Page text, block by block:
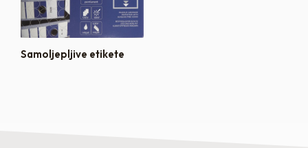
Samoljepljive etikete